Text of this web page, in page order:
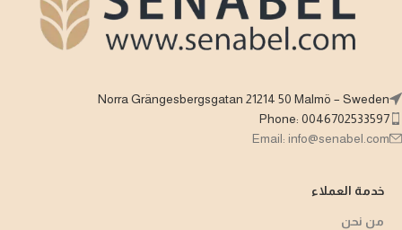
Norra Grängesbergsgatan 21214 50 Malmö – Sweden
Phone: 0046702533597
Email: info@senabel.com
خدمة العملاء
من نحن